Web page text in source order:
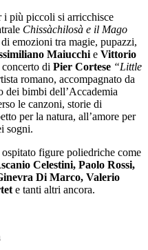
i più piccoli si arricchisce
Chissàchilosà e il Mago
emozioni tra magie, pupazzi,
Maiucchi e Vittorio
di Pier Cortese “Little
romano, accompagnato da
dei bimbi dell’Accademia
le canzoni, storie di
per la natura, all’amore per
sogni.
figure poliedriche come
Celestini, Paolo Rossi,
Di Marco, Valerio
e tanti altri ancora.